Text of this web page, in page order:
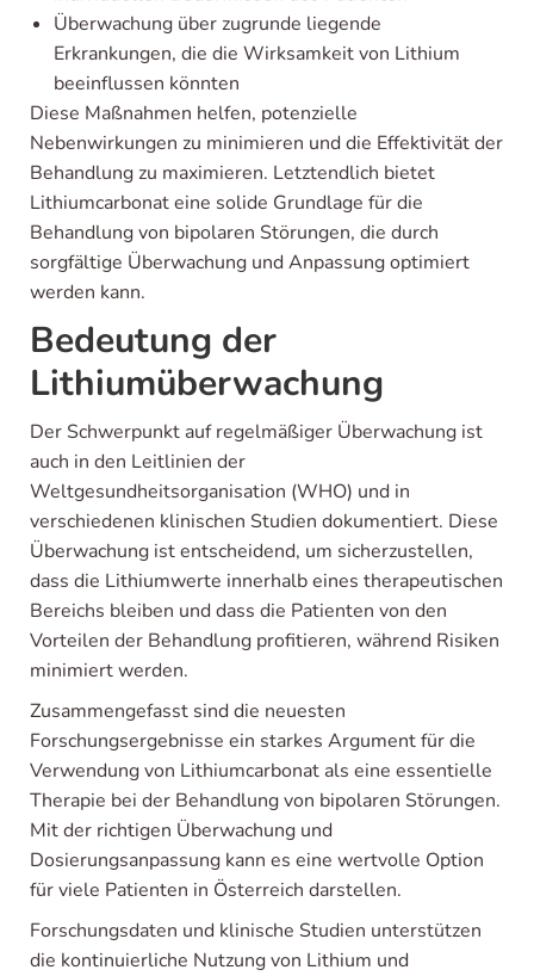
Überwachung über zugrunde liegende
Erkrankungen, die die Wirksamkeit von Lithium
beeinflussen könnten
Diese Maßnahmen helfen, potenzielle
Nebenwirkungen zu minimieren und die Effektivität der
Behandlung zu maximieren. Letztendlich bietet
Lithiumcarbonat eine solide Grundlage für die
Behandlung von bipolaren Störungen, die durch
sorgfältige Überwachung und Anpassung optimiert
werden kann.
Bedeutung der
Lithiumüberwachung
Der Schwerpunkt auf regelmäßiger Überwachung ist
auch in den Leitlinien der
Weltgesundheitsorganisation (WHO) und in
verschiedenen klinischen Studien dokumentiert. Diese
Überwachung ist entscheidend, um sicherzustellen,
dass die Lithiumwerte innerhalb eines therapeutischen
Bereichs bleiben und dass die Patienten von den
Vorteilen der Behandlung profitieren, während Risiken
minimiert werden.
Zusammengefasst sind die neuesten
Forschungsergebnisse ein starkes Argument für die
Verwendung von Lithiumcarbonat als eine essentielle
Therapie bei der Behandlung von bipolaren Störungen.
Mit der richtigen Überwachung und
Dosierungsanpassung kann es eine wertvolle Option
für viele Patienten in Österreich darstellen.
Forschungsdaten und klinische Studien unterstützen
die kontinuierliche Nutzung von Lithium und